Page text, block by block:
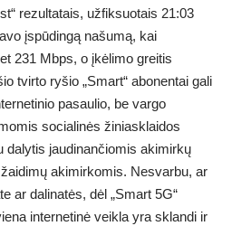
rezultatais, užfiksuotais 21:03
įspūdingą našumą, kai
231 Mbps, o įkėlimo greitis
tvirto ryšio „Smart“ abonentai gali
pasaulio, be vargo
socialinės žiniasklaidos
dalytis jaudinančiomis akimirkų
akimirkomis. Nesvarbu, ar
ar dalinatės, dėl „Smart 5G“
internetinė veikla yra sklandi ir